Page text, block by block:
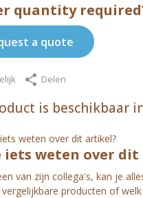
quantity
a quote
Delen
is beschikbaar
iets weten over
van zijn collega's, kan je
producten of